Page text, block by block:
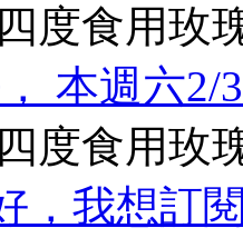
度食用玫
本週六2/
度食用玫
，我想訂